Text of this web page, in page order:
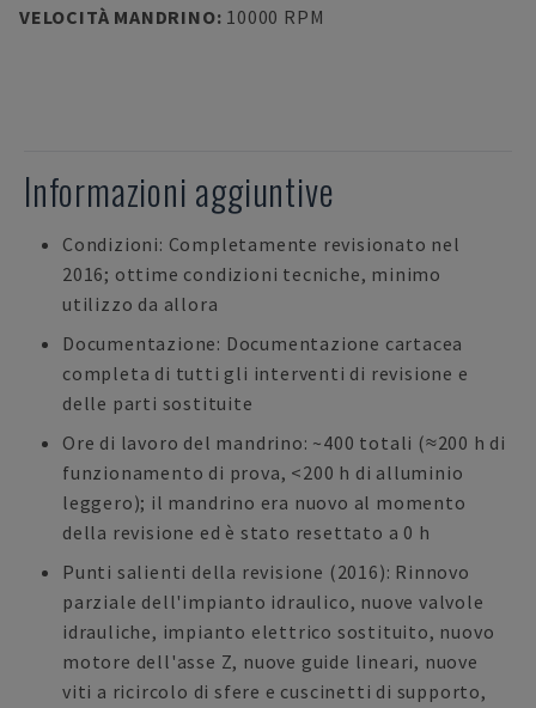
VELOCITÀ MANDRINO: 10000 RPM
Informazioni aggiuntive
Condizioni: Completamente revisionato nel
2016; ottime condizioni tecniche, minimo
utilizzo da allora
Documentazione: Documentazione cartacea
completa di tutti gli interventi di revisione e
delle parti sostituite
Ore di lavoro del mandrino: ~400 totali (≈200 h di
funzionamento di prova, <200 h di alluminio
leggero); il mandrino era nuovo al momento
della revisione ed è stato resettato a 0 h
Punti salienti della revisione (2016): Rinnovo
parziale dell'impianto idraulico, nuove valvole
idrauliche, impianto elettrico sostituito, nuovo
motore dell'asse Z, nuove guide lineari, nuove
viti a ricircolo di sfere e cuscinetti di supporto,